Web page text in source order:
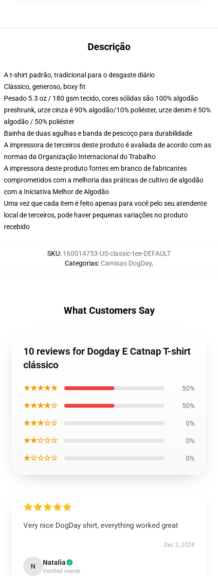
Descrição
A t-shirt padrão, tradicional para o desgaste diário
Clássico, generoso, boxy fit
Pesado 5.3 oz / 180 gsm tecido, cores sólidas são 100% algodão
preshrunk, urze cinza é 90% algodão/10% poliéster, urze denim é 50%
algodão / 50% poliéster
Bainha de duas agulhas e banda de pescoço para durabilidade
A impressora de terceiros deste produto é avaliada de acordo com as
normas da Organização Internacional do Trabalho
A impressora deste produto fontes em branco de fabricantes
comprometidos com a melhoria das práticas de cultivo de algodão
com a Iniciativa Melhor de Algodão
Uma vez que cada item é feito apenas para você pelo seu atendente
local de terceiros, pode haver pequenas variações no produto
recebido
SKU: 160014753-US-classic-tee-DEFAULT
Categorias: Camisas DogDay,
What Customers Say
10 reviews for Dogday E Catnap T-shirt
clássico
★★★★★ 50%
★★★★☆ 50%
★★★☆☆ 0%
★★☆☆☆ 0%
★☆☆☆☆ 0%
Very nice DogDay shirt, everything worked great
Dec 2, 2024
N Natalia
Verified owner